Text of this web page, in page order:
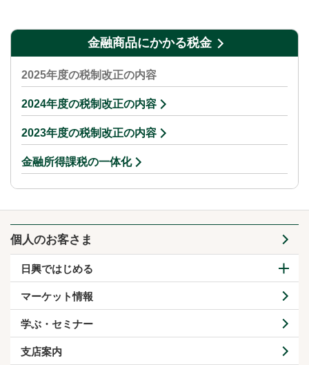
金融商品にかかる税金
2025年度の税制改正の内容
2024年度の税制改正の内容
2023年度の税制改正の内容
金融所得課税の一体化
個人のお客さま
日興ではじめる
マーケット情報
学ぶ・セミナー
支店案内